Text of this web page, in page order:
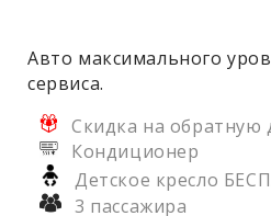
Авто максимального
сервиса.
Скидка на обратную
Кондиционер
Детское кресло
3 пассажира